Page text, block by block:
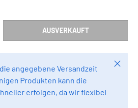
ERHÖHEN AUSVERKAUFT
angegebene Versandzeit
Produkten kann die
erfolgen, da wir flexibel